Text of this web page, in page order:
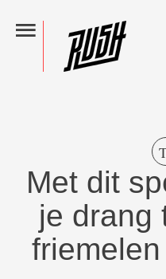
Met dit
je drang